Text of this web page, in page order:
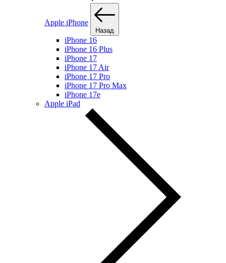
Apple iPhone
Назад
iPhone 16
iPhone 16 Plus
iPhone 17
iPhone 17 Air
iPhone 17 Pro
iPhone 17 Pro Max
iPhone 17e
Apple iPad